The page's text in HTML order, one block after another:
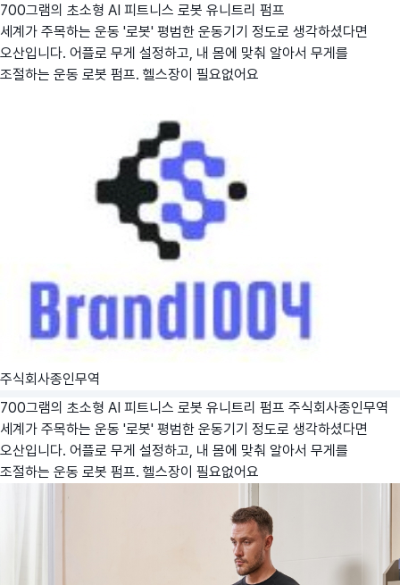
700그램의 초소형 AI 피트니스 로봇 유니트리 펌프
세계가 주목하는 운동 '로봇' 평범한 운동기기 정도로 생각하셨다면
오산입니다. 어플로 무게 설정하고, 내 몸에 맞춰 알아서 무게를
조절하는 운동 로봇 펌프. 헬스장이 필요없어요
주식회사종인무역
700그램의 초소형 AI 피트니스 로봇 유니트리 펌프 주식회사종인무역
세계가 주목하는 운동 '로봇' 평범한 운동기기 정도로 생각하셨다면
오산입니다. 어플로 무게 설정하고, 내 몸에 맞춰 알아서 무게를
조절하는 운동 로봇 펌프. 헬스장이 필요없어요